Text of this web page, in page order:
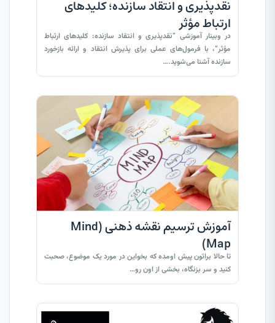
نقدپذیری و انتقاد سازنده؛ کلیدهای
ارتباط مؤثر
در وبینار آموزشی “نقدپذیری و انتقاد سازنده: کلیدهای ارتباط
مؤثر“، با فرمول‌های عملی برای پذیرش انتقاد و ارائه بازخورد
سازنده آشنا می‌شوید.…
آموزش ترسیم نقشه ذهنی (Mind
Map)
تا حالا براتون پیش اومده که بخواین در مورد یک موضوع، صحبت
کنید و سر بزنگاه، بخشی از اون رو…